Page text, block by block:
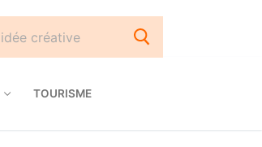
TOURISME